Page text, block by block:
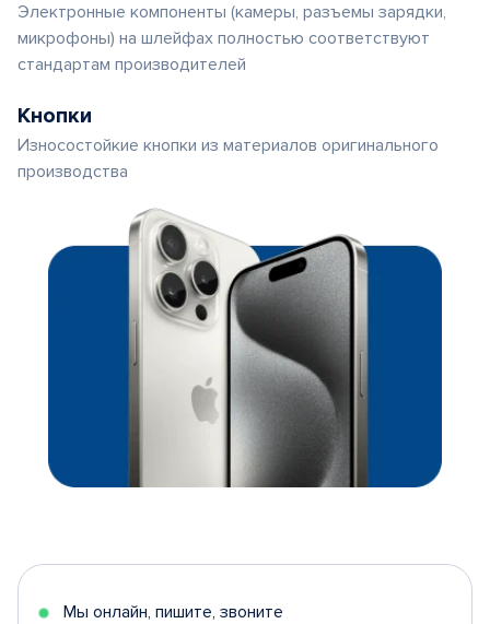
Электронные компоненты (камеры, разъемы зарядки,
микрофоны) на шлейфах полностью соответствуют
стандартам производителей
Кнопки
Износостойкие кнопки из материалов оригинального
производства
Мы онлайн, пишите, звоните